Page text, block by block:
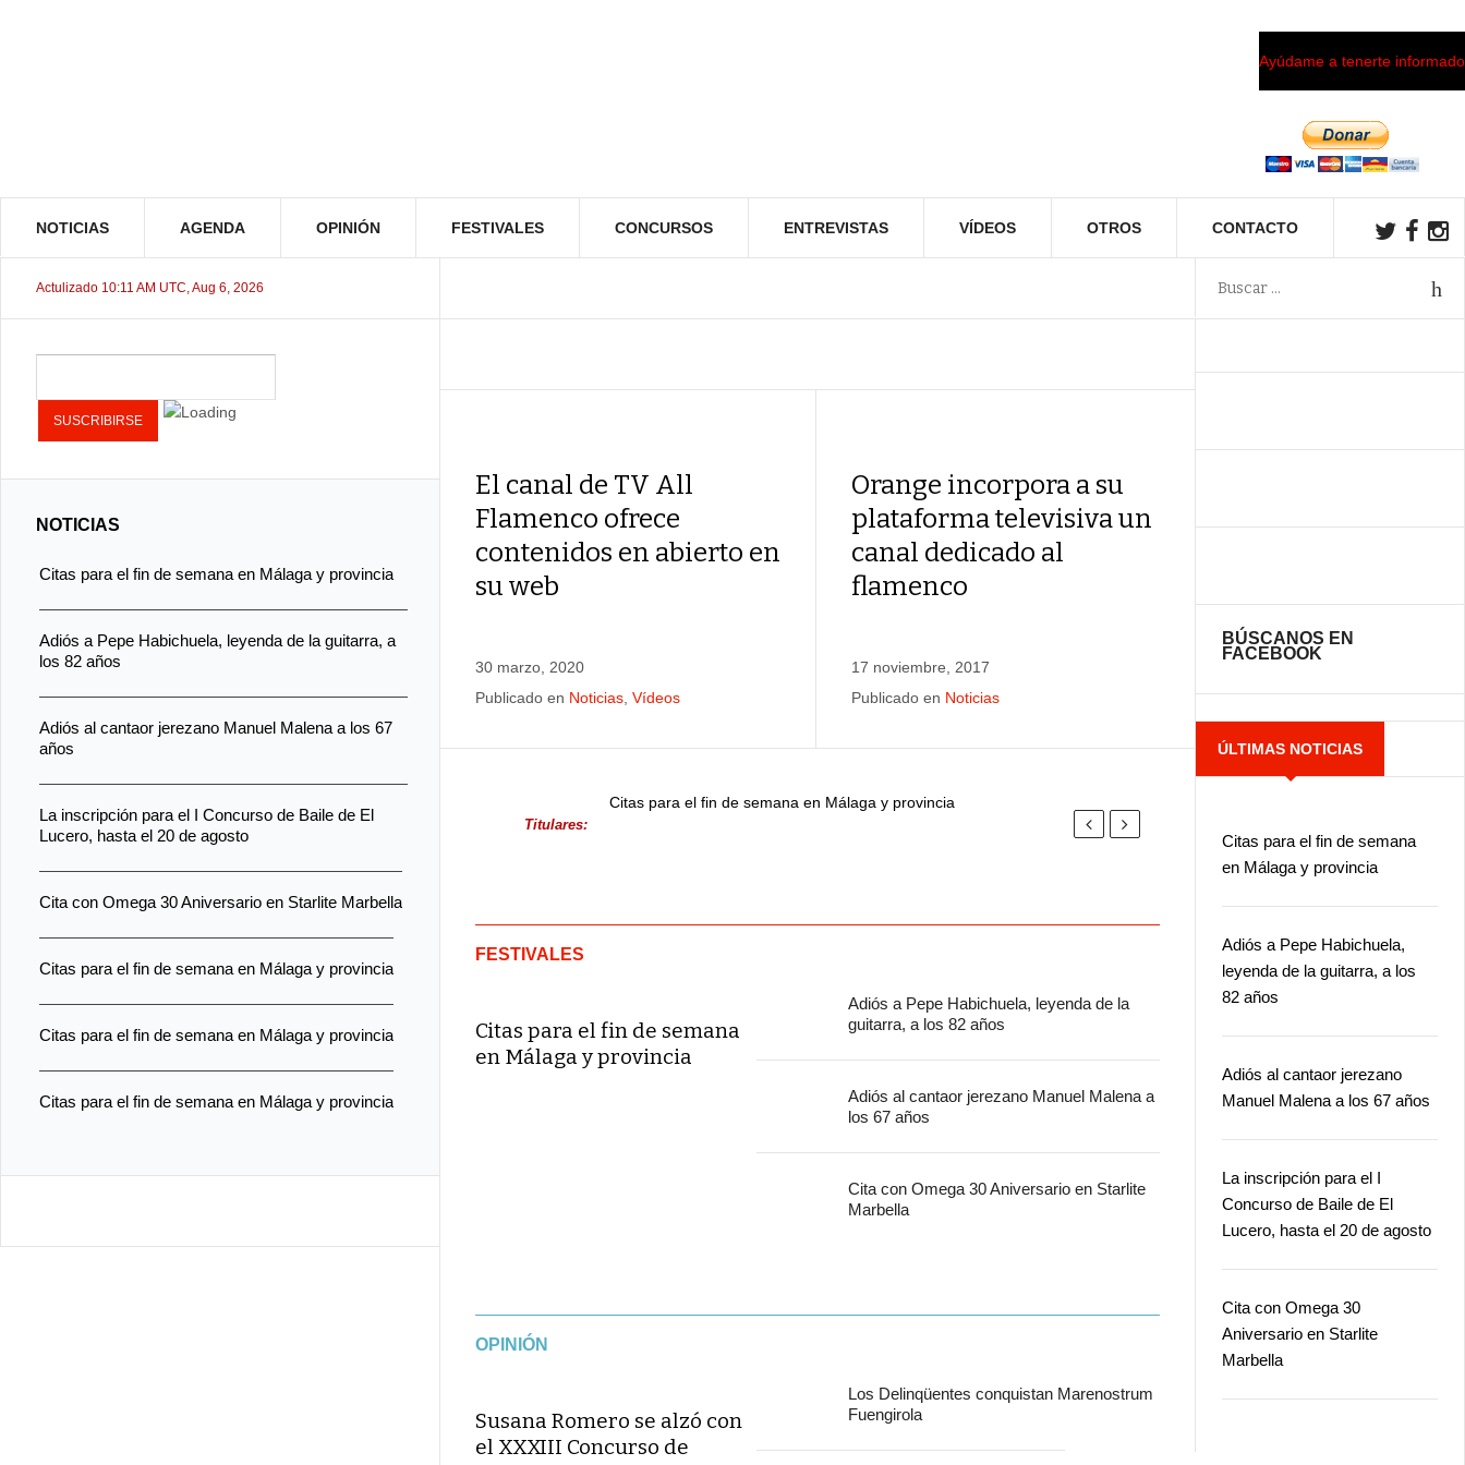
Ayúdame a tenerte informado
NOTICIAS AGENDA OPINIÓN FESTIVALES CONCURSOS ENTREVISTAS VÍDEOS OTROS CONTACTO
Actulizado 10:11 AM UTC, Aug 6, 2026
El canal de TV All
Flamenco ofrece
contenidos en abierto en
su web
30 marzo, 2020
Publicado en Noticias ,Vídeos
Orange incorpora a su
plataforma televisiva un
canal dedicado al
flamenco
17 noviembre, 2017
Publicado en Noticias
Titulares:
Citas para el fin de semana en Málaga y provincia
FESTIVALES
Citas para el fin de semana
en Málaga y provincia
Adiós a Pepe Habichuela, leyenda de la
guitarra, a los 82 años
Adiós al cantaor jerezano Manuel Malena a
los 67 años
Cita con Omega 30 Aniversario en Starlite
Marbella
OPINIÓN
Susana Romero se alzó con
el XXXIII Concurso de
Los Delinqüentes conquistan Marenostrum
Fuengirola
BÚSCANOS EN
FACEBOOK
ÚLTIMAS NOTICIAS
Citas para el fin de semana
en Málaga y provincia
Adiós a Pepe Habichuela,
leyenda de la guitarra, a los
82 años
Adiós al cantaor jerezano
Manuel Malena a los 67 años
La inscripción para el I
Concurso de Baile de El
Lucero, hasta el 20 de agosto
Cita con Omega 30
Aniversario en Starlite
Marbella
NOTICIAS
Citas para el fin de semana en Málaga y provincia
Adiós a Pepe Habichuela, leyenda de la guitarra, a
los 82 años
Adiós al cantaor jerezano Manuel Malena a los 67
años
La inscripción para el I Concurso de Baile de El
Lucero, hasta el 20 de agosto
Cita con Omega 30 Aniversario en Starlite Marbella
Citas para el fin de semana en Málaga y provincia
Citas para el fin de semana en Málaga y provincia
Citas para el fin de semana en Málaga y provincia